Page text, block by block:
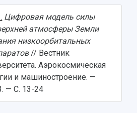
Цифровая модель силы
атмосферы Земли
низкоорбитальных
// Вестник
Аэрокосмическая
и машиностроение. —
— С. 13-24